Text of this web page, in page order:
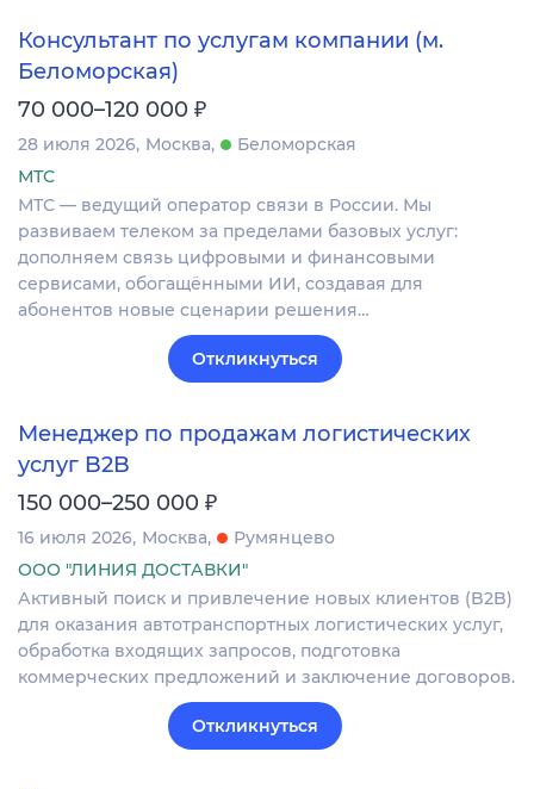
Консультант по услугам компании (м.
Беломорская)
70 000–120 000 ₽
28 июля 2026 Москва
Беломорская
МТС
МТС — ведущий оператор связи в России. Мы
развиваем телеком за пределами базовых услуг:
дополняем связь цифровыми и финансовыми
сервисами, обогащёнными ИИ, создавая для
абонентов новые сценарии решения…
Откликнуться
Менеджер по продажам логистических
услуг B2B
150 000–250 000 ₽
16 июля 2026 Москва
Румянцево
ООО "ЛИНИЯ ДОСТАВКИ"
Активный поиск и привлечение новых клиентов (B2B)
для оказания автотранспортных логистических услуг,
обработка входящих запросов, подготовка
коммерческих предложений и заключение договоров.
Откликнуться